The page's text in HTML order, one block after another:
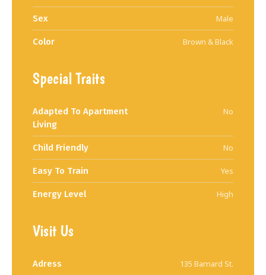
Sex Male
Color Brown & Black
Special Traits
Adapted To Apartment
Living
No
Child Friendly No
Easy To Train Yes
Energy Level High
Visit Us
Adress 135 Barnard St.